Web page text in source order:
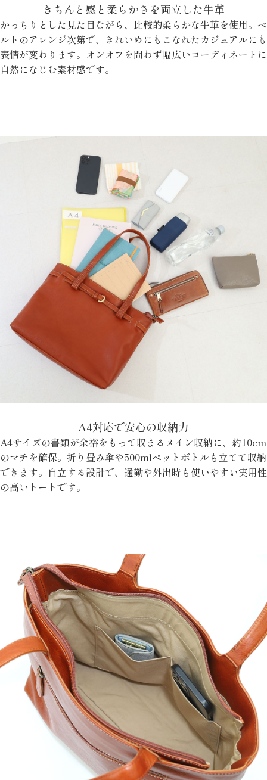
きちんと感と柔らかさを両立した牛革
かっちりとした見た目ながら、比較的柔らかな牛革を使用。ベ
ルトのアレンジ次第で、きれいめにもこなれたカジュアルにも
表情が変わります。オンオフを問わず幅広いコーディネートに
自然になじむ素材感です。
A4対応で安心の収納力
A4サイズの書類が余裕をもって収まるメイン収納に、約10cm
のマチを確保。折り畳み傘や500mlペットボトルも立てて収納
できます。自立する設計で、通勤や外出時も使いやすい実用性
の高いトートです。